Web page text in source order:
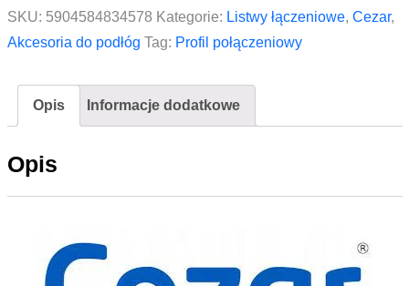
do
paneli
anoda
CEZAR
0,9m
SKU: 5904584834578 Kategorie: Listwy łączeniowe, Cezar,
Akcesoria do podłóg Tag: Profil połączeniowy
Opis Informacje dodatkowe
Opis